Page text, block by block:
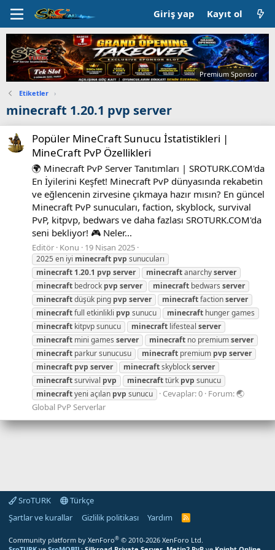
Giriş yap Kayıt ol
Premium Sponsor
Etiketler ›
minecraft 1.20.1 pvp server
Popüler MineCraft Sunucu İstatistikleri |
MineCraft PvP Özellikleri
🌍 Minecraft PvP Server Tanıtımları | SROTURK.COM'da
En İyilerini Keşfet! Minecraft PvP dünyasında rekabetin
ve eğlencenin zirvesine çıkmaya hazır mısın? En güncel
Minecraft PvP sunucuları, faction, skyblock, survival
PvP, kitpvp, bedwars ve daha fazlası SROTURK.COM'da
seni bekliyor! 🎮 Neler...
Editör Konu 19 Nisan 2025
2025 en iyi minecraft pvp sunucuları
minecraft 1.20.1 pvp server minecraftanarchyserver
minecraft bedrock pvp server minecraft bedwars server
minecraftdüşük ping pvp server minecraftfactionserver
minecraftfull etkinlikli pvp sunucu minecraft hunger games
minecraft kitpvp sunucu minecraft lifesteal server
minecraft mini games server minecraft no premiumserver
minecraft parkur sunucusu minecraft premium pvp server
minecraft pvp server minecraftskyblockserver
minecraftsurvival pvp minecrafttürk pvp sunucu
minecraftyeni açılan pvp sunucu Cevaplar: 0 Forum:🌏
Global PvP Serverlar
SroTURK
Türkçe
Şartlar ve kurallar
Gizlilik politikası Yardım
S
T
Community platform by XenForo® © 2010-2026 XenForo Ltd.